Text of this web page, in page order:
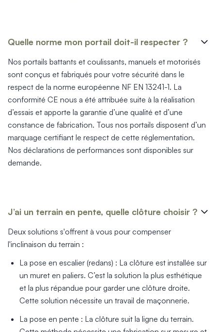
Quelle norme mon portail doit-il respecter ?
Nos portails battants et coulissants, manuels et motorisés
sont conçus et fabriqués pour votre sécurité dans le
respect de la norme européenne NF EN 13241-1. La
conformité CE nous a été attribuée suite à la réalisation
d’essais et apporte la garantie d’une qualité et d’une
constance de fabrication. Tous nos portails disposent d’un
marquage certifiant le respect de cette réglementation.
Nos déclarations de performances sont disponibles sur
demande.
J’ai un terrain en pente, quelle clôture choisir ?
Deux solutions s'offrent à vous pour compenser
l'inclinaison du terrain :
La pose en escalier (redans) : La clôture est installée sur
un muret en paliers. C’est la solution la plus esthétique
et la plus répandue pour garder une clôture droite.
Cette solution nécessite un travail de maçonnerie.
La pose en pente : La clôture suit la ligne du terrain.